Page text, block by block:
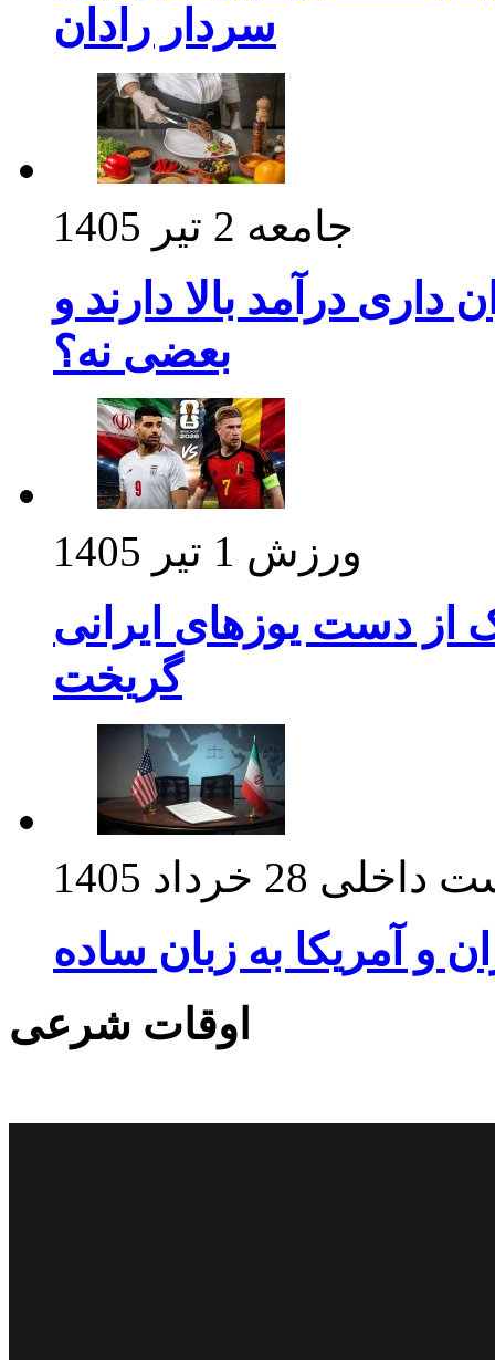
سردار رادان
جامعه 2 تیر 1405
درآمد بالا دارند و
بعضی نه؟
ورزش 1 تیر 1405
از دست یوزهای ایرانی
گریخت
داخلی 28 خرداد 1405
و آمریکا به زبان ساده
اوقات شرعی